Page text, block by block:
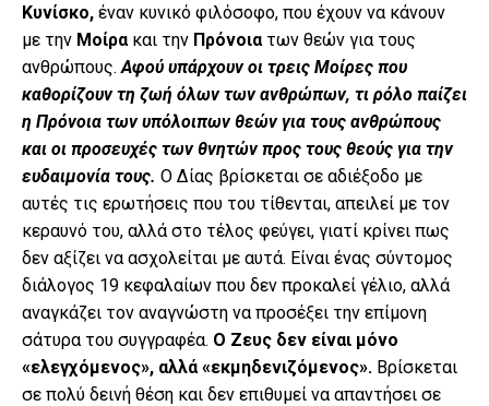
Κυνίσκο, έναν κυνικό φιλόσοφο, που έχουν να κάνουν
με την Μοίρακαι την Πρόνοιατων θεών για τους
ανθρώπους.Αφού υπάρχουν οι τρεις Μοίρες που
καθορίζουν τη ζωή όλων των ανθρώπων, τι ρόλο παίζει
η Πρόνοια των υπόλοιπων θεών για τους ανθρώπους
και οι προσευχές των θνητών προς τους θεούς για την
ευδαιμονία τους. Ο Δίας βρίσκεται σε αδιέξοδο με
αυτές τις ερωτήσεις που του τίθενται, απειλεί με τον
κεραυνό του, αλλά στο τέλος φεύγει, γιατί κρίνει πως
δεν αξίζει να ασχολείται με αυτά. Είναι ένας σύντομος
διάλογος 19 κεφαλαίων που δεν προκαλεί γέλιο, αλλά
αναγκάζει τον αναγνώστη να προσέξει την επίμονη
σάτυρα του συγγραφέα. Ο Ζευς δεν είναι μόνο
«ελεγχόμενος», αλλά «εκμηδενιζόμενος». Βρίσκεται
σε πολύ δεινή θέση και δεν επιθυμεί να απαντήσει σε